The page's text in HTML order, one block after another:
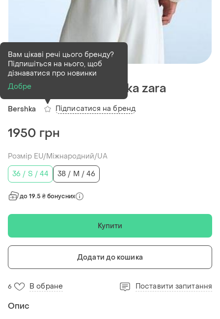
В наявності2 шт
Куртка пуфер bershka zara
Bershka
Вам цікаві речі цього бренду?
Підпишіться на нього, щоб
дізнаватися про новинки
Добре
Підписатися на бренд
1950 грн
Розмір EU/Міжнародний/UA
36 / S / 44
38 / M / 46
до 19.5 ₴ бонусних
Купити
Додати до кошика
6 В обране Поставити запитання
Опис